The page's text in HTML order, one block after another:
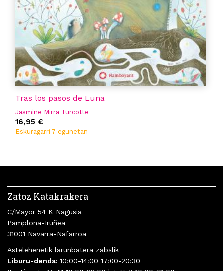
Tras los pasos de Luna
Jasmine Mirra Turcotte
16,95 €
Eskuragarri 7 egunetan
Zatoz Katakrakera
C/Mayor 54 K Nagusia
Pamplona-Iruñea
31001 Navarra-Nafarroa
Astelehenetik larunbatera zabalik
Liburu-denda: 10:00-14:00 17:00-20:30